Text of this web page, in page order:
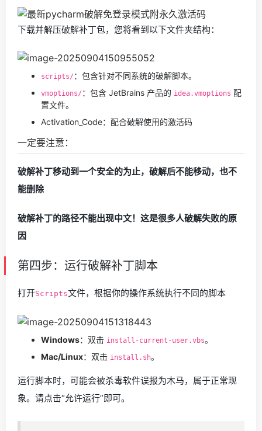
下载并解压破解补丁包，您将看到以下文件夹结构：
scripts/ ：包含针对不同系统的破解脚本。
vmoptions/ ：包含 JetBrains 产品的 idea.vmoptions 配
置文件。
Activation_Code：配合破解使用的激活码
一定要注意：
破解补丁移动到一个安全的为止，破解后不能移动，也不
能删除
破解补丁的路径不能出现中文！这是很多人破解失败的原
因
第四步：运行破解补丁脚本
打开Scripts文件，根据你的操作系统执行不同的脚本
Windows：双击 install-current-user.vbs。
Mac/Linux：双击 install.sh。
运行脚本时，可能会被杀毒软件误报为木马，属于正常现
象。请点击“允许运行”即可。